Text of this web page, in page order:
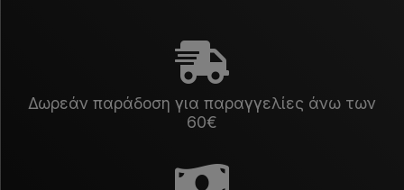
Δωρεάν παράδοση για παραγγελίες άνω των
60€